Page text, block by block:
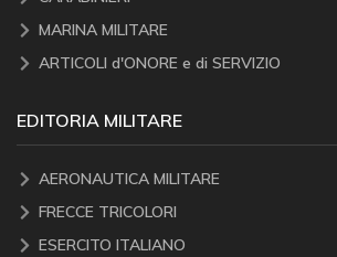
MARINA MILITARE
ARTICOLI d'ONORE e di SERVIZIO
EDITORIA MILITARE
AERONAUTICA MILITARE
FRECCE TRICOLORI
ESERCITO ITALIANO